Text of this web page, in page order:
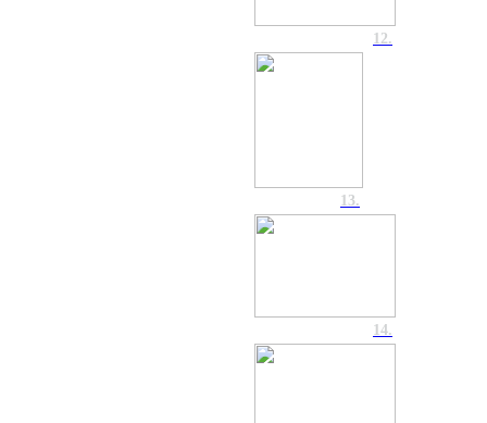
12.
13.
14.